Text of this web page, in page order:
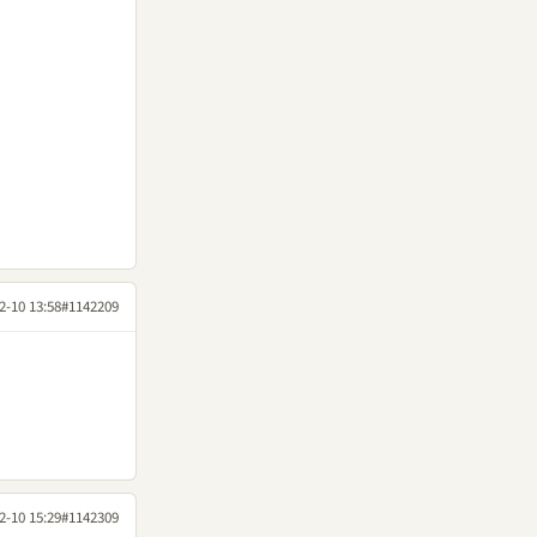
10 13:58#1142209
10 15:29#1142309